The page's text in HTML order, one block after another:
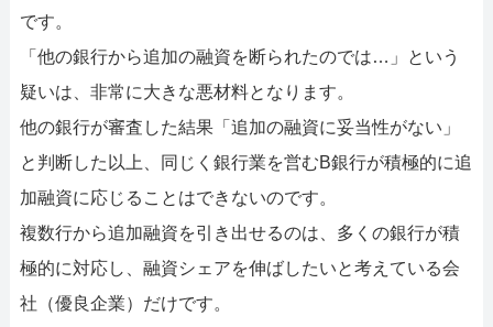
です。
「他の銀行から追加の融資を断られたのでは…」という
疑いは、非常に大きな悪材料となります。
他の銀行が審査した結果「追加の融資に妥当性がない」
と判断した以上、同じく銀行業を営むB銀行が積極的に追
加融資に応じることはできないのです。
複数行から追加融資を引き出せるのは、多くの銀行が積
極的に対応し、融資シェアを伸ばしたいと考えている会
社（優良企業）だけです。